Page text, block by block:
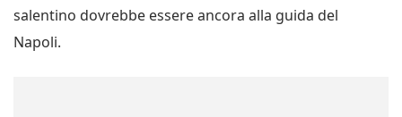
salentino dovrebbe essere ancora alla guida del
Napoli.